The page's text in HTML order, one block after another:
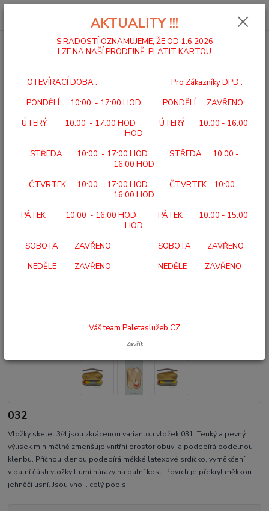
0,00 Kč
Úvod VLOŽKY SVORTO VLOŽKY SKELET 3/4 032 | VLOŽKY SKELET 3/4
VLOŽKY SKELET 3/4 032 |
VLOŽKY SKELET 3/4
032
Vložky skelet 3/4 jsou zkrácenou variantou vložek 031. Tenký a pevný
výlisek minimálně zmenšuje vnitřní prostor obuvi a podepírá podélnou
klenbu. Příčnou klenbu podepírá měkké latexové srdíčko, vyměkčení
v patní části vložky tlumí nárazy na patní kost. Povrch je překryt měkkou
jehněčí usní. Jsou vho... celý popis
AKTUALITY !!!
S RADOSTÍ OZNAMUJEME, ŽE OD 1.6.2026
LZE NA NAŠÍ PRODEJNĚ PLATIT KARTOU
OTEVÍRACÍ DOBA : Pro Zákazníky DPD :
PONDĚLÍ 10:00 - 17:00 HOD PONDĚLÍ ZAVŘENO
ÚTERÝ 10:00 - 17:00 HOD ÚTERÝ 10:00 - 16:00
HOD
STŘEDA 10:00 - 17:00 HOD STŘEDA 10:00 -
16:00 HOD
ČTVRTEK 10:00 - 17:00 HOD ČTVRTEK 10:00 -
16:00 HOD
PÁTEK 10:00 - 16:00 HOD PÁTEK 10:00 - 15:00
HOD
SOBOTA ZAVŘENO SOBOTA ZAVŘENO
NEDĚLE ZAVŘENO NEDĚLE ZAVŘENO
Váš team Paletaslužeb.CZ
Zavřít